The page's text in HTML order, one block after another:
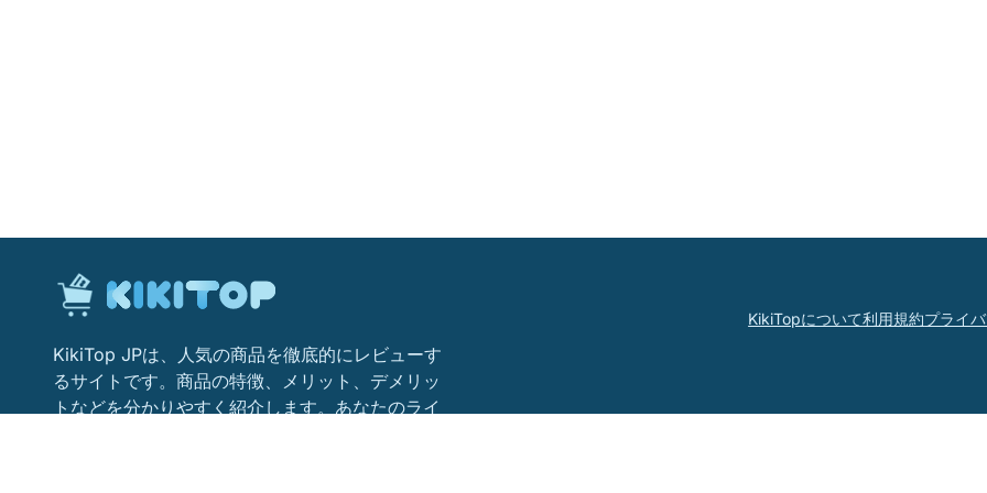
KikiTop JPは、人気の商品を徹底的にレビューす
るサイトです。商品の特徴、メリット、デメリッ
トなどを分かりやすく紹介します。あなたのライ
KikiTopについて利用規約プライ